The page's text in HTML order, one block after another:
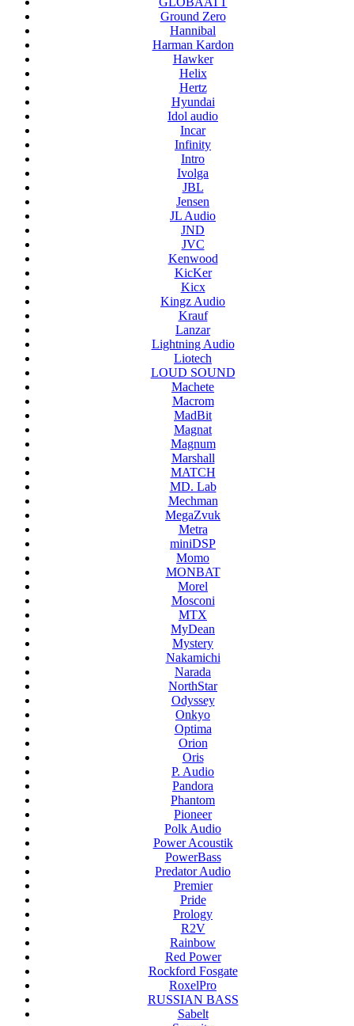
Ground Zero
Hannibal
Harman Kardon
Hawker
Helix
Hertz
Hyundai
Idol audio
Incar
Infinity
Intro
Ivolga
JBL
Jensen
JL Audio
JND
JVC
Kenwood
KicKer
Kicx
Kingz Audio
Krauf
Lanzar
Lightning Audio
Liotech
LOUD SOUND
Machete
Macrom
MadBit
Magnat
Magnum
Marshall
MATCH
MD. Lab
Mechman
MegaZvuk
Metra
miniDSP
Momo
MONBAT
Morel
Mosconi
MTX
MyDean
Mystery
Nakamichi
Narada
NorthStar
Odyssey
Onkyo
Optima
Orion
Oris
P. Audio
Pandora
Phantom
Pioneer
Polk Audio
Power Acoustik
PowerBass
Predator Audio
Premier
Pride
Prology
R2V
Rainbow
Red Power
Rockford Fosgate
RoxelPro
RUSSIAN BASS
Sabelt